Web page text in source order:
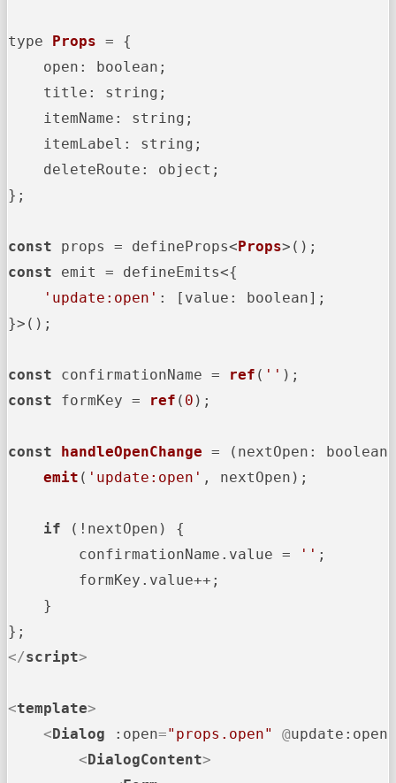
type Props = {
open : boolean;
title : string;
itemName : string;
itemLabel : string;
deleteRoute : object;
};
const props = defineProps<Props
const emit = defineEmits<{
'update:open' : [ value : boolean];
}>();
const confirmationName = ref ( ''
const formKey = ref ( 0 );
const handleOpenChange = ( nextOpen: boolean
emit ( 'update:open' , nextOpen);
if (!nextOpen) {
        confirmationName.
value = '' ;
        formKey.
value++;
    }
</script>
<template>
<Dialog :open="props.open" @update:open
<DialogContent>